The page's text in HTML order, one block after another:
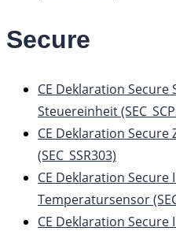
Secure
CE Deklaration
Steuereinheit
CE Deklaration Secure
(SEC_SSR303)
CE Deklaration Secure
Temperatursensor
CE Deklaration